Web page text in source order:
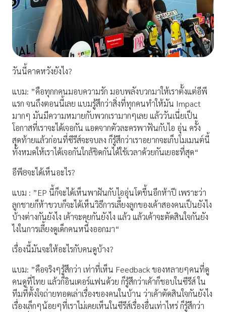
วันนี้คาดหวังยังไง?
แบม: ”คือทุกกคนมอบความรัก มอบพลังบวกมาให้เราตั้งแต่อีพี
แรก จนถึงตอนนี้เลย แบมรู้สึกว่าสิ่งที่ทุกคนทำให้มัน Impact
มากๆ มันมีความหมายกับพวกเรามากๆเลย แล้ววันเนี่ยเป็น
โอกาสที่เราจะได้เจอกัน แอดจากตัวละครพาฟันกับไอ อุ่น ครั้ง
สุดท้ายแล้วก่อนที่ซีรีส์จะจบลง ก็รู้สึกว่าเราอยากจะเก็บโมเมนต์นี้
ทั้งหมดให้เราได้เจอกันใกล้ชิดกันได้ใช้เวลาด้วยกันเยอะที่สุด“
อีพี8จะได้เห็นอะไร?
แบม : ”EP นี้ก็จะได้เห็นพาฝันกับไออุ่นโตขึ้นอีกห้าปี เพราะว่า
ลูกชายก็ห้าขวบก็จะได้เห็นวิธีการเลี้ยงลูกของเค้าสองคนเป็นยังไง
บ้างต่างกันยังไง เค้าจะคุยกันยังไง แล้ว แล้วเค้าจะตัดสินใจกันยัง
ไงในการเลี้ยงดูเด็กคนหนึ่งออกมา“
เรื่องนี้มันจะให้อะไรกับคนดูบ้าง?
แบม: ”คือจริงๆรู้สึกว่า เท่าที่เห็น Feedback ของหลายๆคนที่ดู
คนดูที่ไทย แล้วก็อินเตอร์แฟนด้วย ก็รู้สึกว่าเค้าก็ชอบในซีรีส์ ใน
ทีมที่ตั้งใจถ่ายทอดเล่าเรื่องของคนในบ้าน ว่าเค้าตัดสินใจกันยังไง
เรื่องเล็กๆน้อยๆที่เราไม่เคยเห็นในซีรีส์เรื่องอื่นเท่าไหร่ ก็รู้สึกว่า